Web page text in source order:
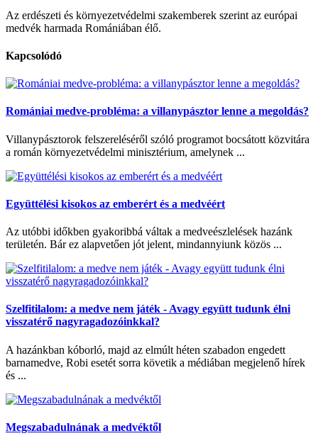
Az erdészeti és környezetvédelmi szakemberek szerint az európai
medvék harmada Romániában élő.
Kapcsolódó
Romániai medve-probléma: a villanypásztor lenne a megoldás?
Villanypásztorok felszereléséről szóló programot bocsátott közvitára
a román környezetvédelmi minisztérium, amelynek ...
Együttélési kisokos az emberért és a medvéért
Az utóbbi időkben gyakoribbá váltak a medveészlelések hazánk
területén. Bár ez alapvetően jót jelent, mindannyiunk közös ...
Szelfitilalom: a medve nem játék - Avagy együtt tudunk élni
visszatérő nagyragadozóinkkal?
A hazánkban kóborló, majd az elmúlt héten szabadon engedett
barnamedve, Robi esetét sorra követik a médiában megjelenő hírek
és ...
Megszabadulnának a medvéktől